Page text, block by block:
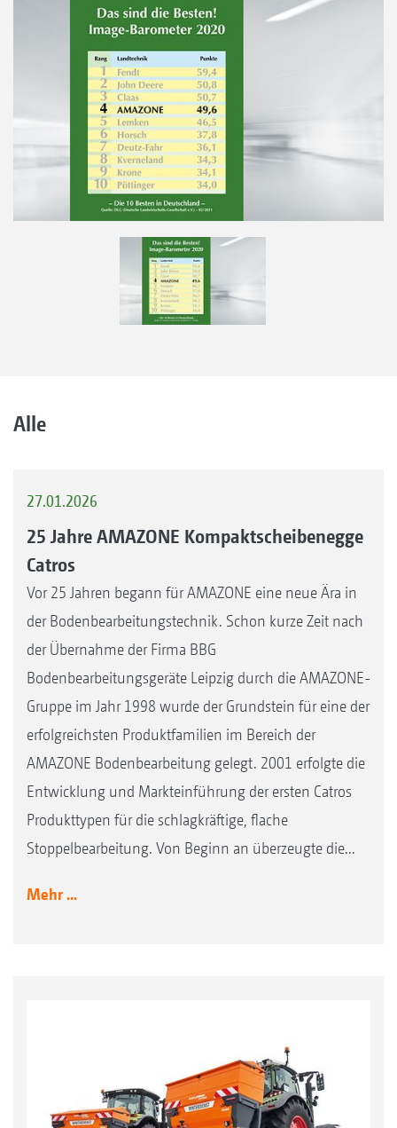
Alle
27.01.2026
25 Jahre AMAZONE Kompaktscheibenegge
Catros
Vor 25 Jahren begann für AMAZONE eine neue Ära in
der Bodenbearbeitungstechnik. Schon kurze Zeit nach
der Übernahme der Firma BBG
Bodenbearbeitungsgeräte Leipzig durch die AMAZONE-
Gruppe im Jahr 1998 wurde der Grundstein für eine der
erfolgreichsten Produktfamilien im Bereich der
AMAZONE Bodenbearbeitung gelegt. 2001 erfolgte die
Entwicklung und Markteinführung der ersten Catros
Produkttypen für die schlagkräftige, flache
Stoppelbearbeitung. Von Beginn an überzeugte die...
Mehr ...